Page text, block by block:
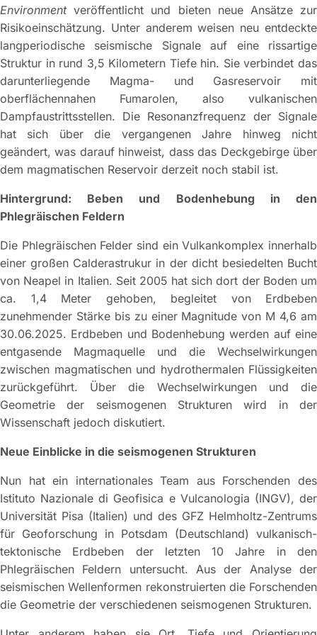
Environmentveröffentlicht und bieten neue Ansätze zur
Risikoeinschätzung. Unter anderem weisen neu entdeckte
langperiodische seismische Signale auf eine rissartige
Struktur in rund 3,5 Kilometern Tiefe hin. Sie verbindet das
darunterliegende Magma- und Gasreservoir mit
oberflächennahen Fumarolen, also vulkanischen
Dampfaustrittsstellen. Die Resonanzfrequenz der Signale
hat sich über die vergangenen Jahre hinweg nicht
geändert, was darauf hinweist, dass das Deckgebirge über
dem magmatischen Reservoir derzeit noch stabil ist.
Hintergrund: Beben und Bodenhebung in den
Phlegräischen Feldern
Die Phlegräischen Felder sind ein Vulkankomplex innerhalb
einer großen Calderastrukur in der dicht besiedelten Bucht
von Neapel in Italien. Seit 2005 hat sich dort der Boden um
ca. 1,4 Meter gehoben, begleitet von Erdbeben
zunehmender Stärke bis zu einer Magnitude von M 4,6 am
30.06.2025. Erdbeben und Bodenhebung werden auf eine
entgasende Magmaquelle und die Wechselwirkungen
zwischen magmatischen und hydrothermalen Flüssigkeiten
zurückgeführt. Über die Wechselwirkungen und die
Geometrie der seismogenen Strukturen wird in der
Wissenschaft jedoch diskutiert.
Neue Einblicke in die seismogenen Strukturen
Nun hat ein internationales Team aus Forschenden des
Istituto Nazionale di Geofisica e Vulcanologia (INGV), der
Universität Pisa (Italien) und des GFZ Helmholtz-Zentrums
für Geoforschung in Potsdam (Deutschland) vulkanisch-
tektonische Erdbeben der letzten 10 Jahre in den
Phlegräischen Feldern untersucht. Aus der Analyse der
seismischen Wellenformen rekonstruierten die Forschenden
die Geometrie der verschiedenen seismogenen Strukturen.